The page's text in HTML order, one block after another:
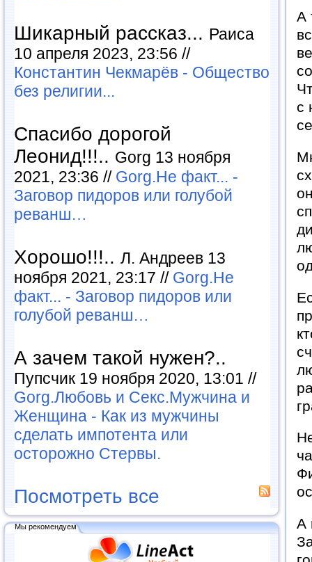
Шикарный рассказ... Раиса
10 апреля 2023, 23:56 //
Константин Чекмарёв - Общество
без религии...
Спасибо дорогой
Леонид!!!.. Gorg 13 ноября
2021, 23:36 // Gorg.Не факт... -
Заговор пидоров или голубой
реванш…
Хорошо!!!.. Л. Андреев 13
ноября 2021, 23:17 // Gorg.Не
факт... - Заговор пидоров или
голубой реванш…
А зачем такой нужен?..
Пупсчик 19 ноября 2020, 13:01 //
Gorg.Любовь и Секс.Мужчина и
Женщина - Как из мужчины
сделать импотента или
осторожно Стервы.
Посмотреть все
Мы рекомендуем
А
с
А